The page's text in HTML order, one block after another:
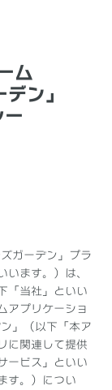
ム
ン」
ー
ガーデン」プラ
います。）は、
「当社」といい
アプリケーショ
」（以下「本ア
に関連して提供
ービス」といい
す。）につい